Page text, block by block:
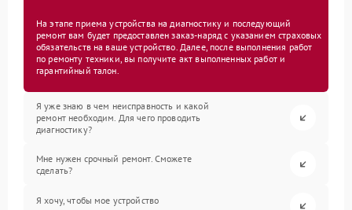
На этапе приема устройства на диагностику и последующий
ремонт вам будет предоставлен заказ-наряд с указанием страховых
обязательств на ваше устройство. Далее, после выполнения работ
по ремонту техники, вы получите акт выполненных работ и
гарантийный талон.
Я уже знаю в чем неисправность и какой
ремонт необходим. Для чего проводить
диагностику?
Мне нужен срочный ремонт. Сможете
сделать?
Я хочу, чтобы мое устройство